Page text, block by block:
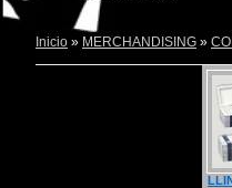
Inicio » MERCHANDISING »